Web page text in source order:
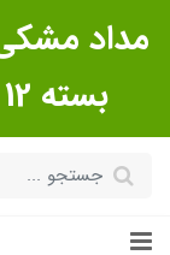
بسته 12 عددی